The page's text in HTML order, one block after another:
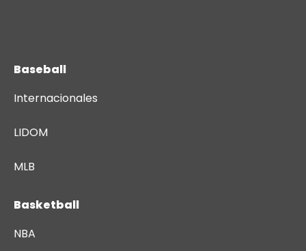
Baseball
Internacionales
LIDOM
MLB
Basketball
NBA